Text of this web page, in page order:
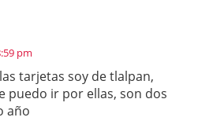
pm
tarjetas soy de tlalpan,
puedo ir por ellas, son dos
año